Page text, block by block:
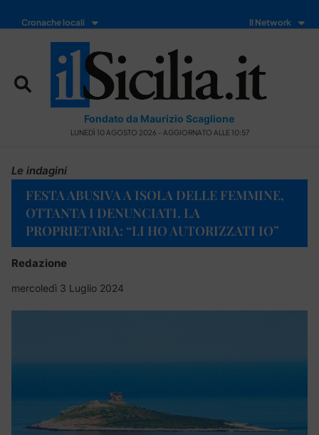
Cronache locali Il Network
Fondato da Maurizio Scaglione
LUNEDÌ 10 AGOSTO 2026 - AGGIORNATO ALLE 10:57
Le indagini
FESTA ABUSIVA A ISOLA DELLE FEMMINE,
OTTANTA I DENUNCIATI. LA
PROPRIETARIA: “LI HO AUTORIZZATI IO”
Redazione
mercoledì 3 Luglio 2024